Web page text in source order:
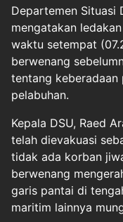
Departemen Situasi
mengatakan
waktu setempat
berwenang
tentang
pelabuhan.
Kepala DSU, Raed
telah dievakuasi
tidak ada korban
berwenang
garis pantai di
maritim lainnya